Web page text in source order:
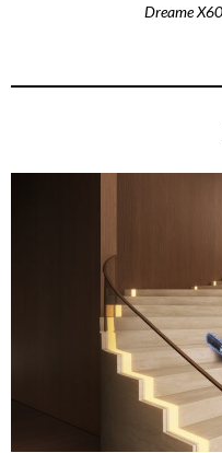
Dreame